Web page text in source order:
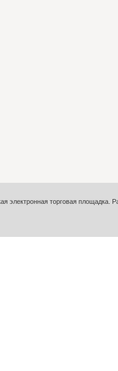
электронная торговая площадка.